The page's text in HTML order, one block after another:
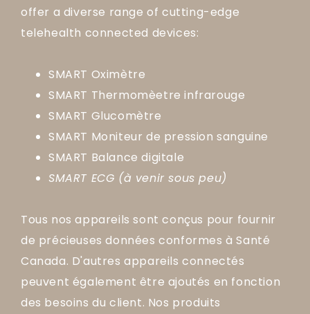
offer a diverse range of cutting-edge
telehealth connected devices:
SMART Oximètre
SMART Thermomèetre infrarouge
SMART Glucomètre
SMART Moniteur de pression sanguine
SMART Balance digitale
SMART ECG (à venir sous peu)
Tous nos appareils sont conçus pour fournir
de précieuses données conformes à Santé
Canada. D'autres appareils connectés
peuvent également être ajoutés en fonction
des besoins du client. Nos produits